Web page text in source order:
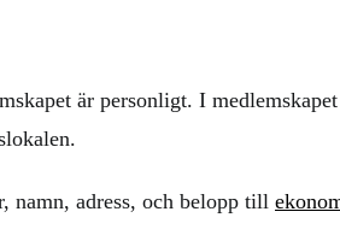
är personligt. I
namn, adress, och belopp till